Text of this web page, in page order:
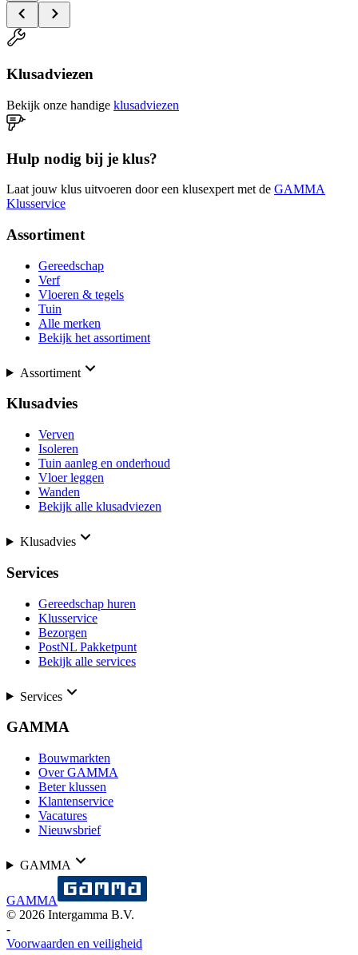
Klusadviezen
Bekijk onze handige klusadviezen
Hulp nodig bij je klus?
Laat jouw klus uitvoeren door een klusexpert met de GAMMA
Klusservice
Assortiment
Gereedschap
Verf
Vloeren & tegels
Tuin
Alle merken
Bekijk het assortiment
Assortiment
Klusadvies
Verven
Isoleren
Tuin aanleg en onderhoud
Vloer leggen
Wanden
Bekijk alle klusadviezen
Klusadvies
Services
Gereedschap huren
Klusservice
Bezorgen
PostNL Pakketpunt
Bekijk alle services
Services
GAMMA
Bouwmarkten
Over GAMMA
Beter klussen
Klantenservice
Vacatures
Nieuwsbrief
GAMMA
GAMMA
© 2026 Intergamma B.V.
-
Voorwaarden en veiligheid